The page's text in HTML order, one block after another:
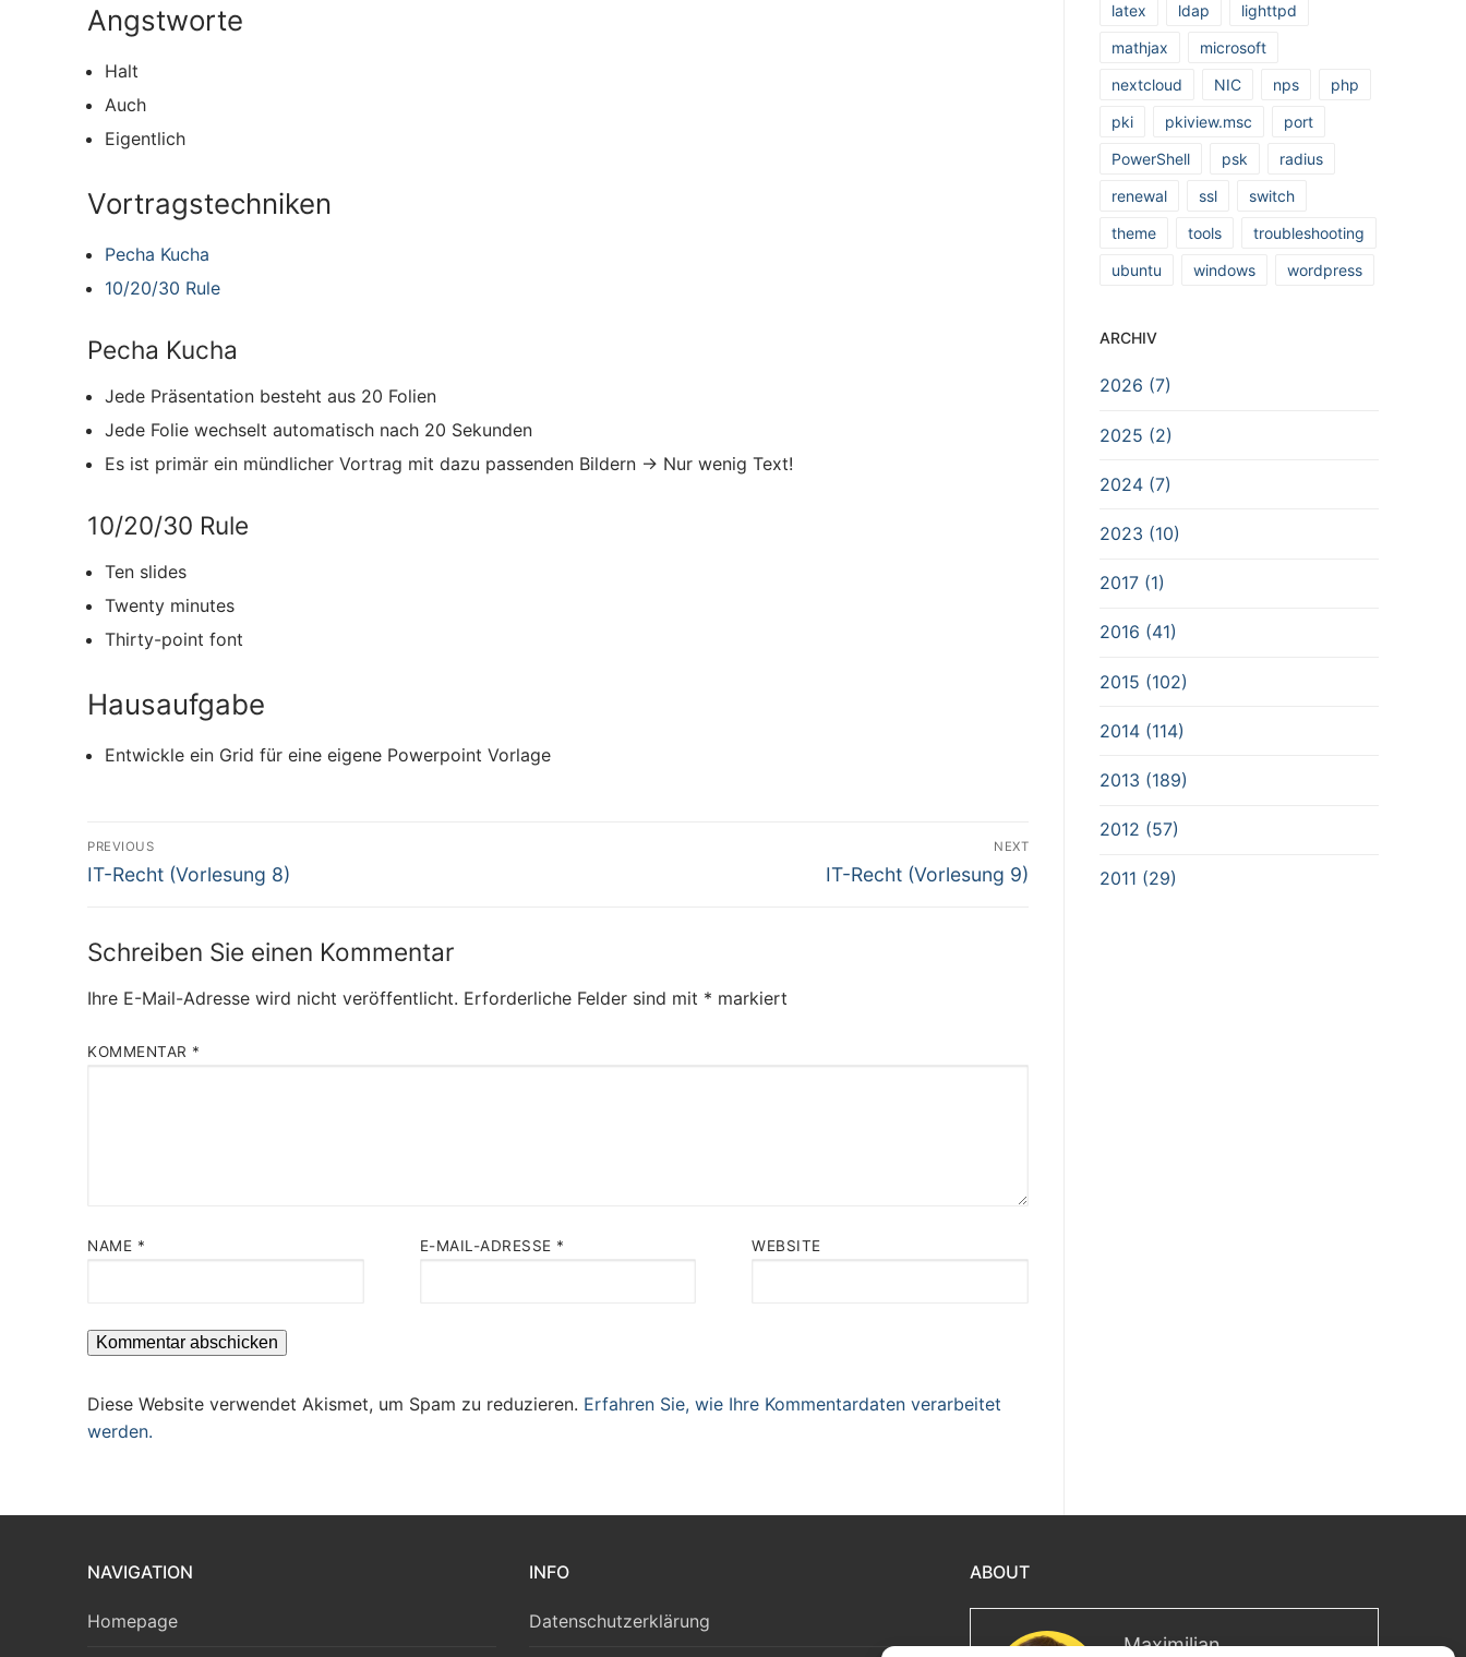
Angstworte
Halt
Auch
Eigentlich
Vortragstechniken
Pecha Kucha
10/20/30 Rule
Pecha Kucha
Jede Präsentation besteht aus 20 Folien
Jede Folie wechselt automatisch nach 20 Sekunden
Es ist primär ein mündlicher Vortrag mit dazu passenden Bildern → Nur wenig Text!
10/20/30 Rule
Ten slides
Twenty minutes
Thirty-point font
Hausaufgabe
Entwickle ein Grid für eine eigene Powerpoint Vorlage
Beitragsnavigation
PREVIOUS
Previous
IT-Recht (Vorlesung 8)
NEXT
Next
IT-Recht (Vorlesung 9)
Schreiben Sie einen Kommentar
Ihre E-Mail-Adresse wird nicht veröffentlicht. Erforderliche Felder sind mit * markiert
KOMMENTAR *
NAME * E-MAIL-ADRESSE * WEBSITE
Diese Website verwendet Akismet, um Spam zu reduzieren. Erfahren Sie, wie Ihre Kommentardaten verarbeitet
werden.
latex
ldap
lighttpd
mathjax
microsoft
nextcloud
NIC nps
php
pki
pkiview.msc
port
PowerShell
psk
radius
renewal
ssl
switch
theme
tools
troubleshooting
ubuntu
windows wordpress
ARCHIV
2026 (7)
2025 (2)
2024 (7)
2023 (10)
2017 (1)
2016 (41)
2015 (102)
2014 (114)
2013 (189)
2012 (57)
2011 (29)
NAVIGATION
Homepage
INFO
Datenschutzerklärung
ABOUT
Maximilian